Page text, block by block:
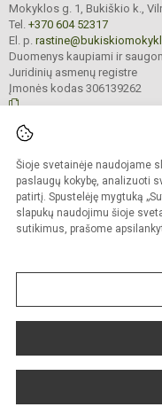
Šioje svetainėje naudojame
paslaugų kokybę, analizuoti
patirtį. Spustelėję mygtuką
slapukų naudojimu šioje
sutikimus, prašome
Mokyklos g. 1, Bukiškio k.,
Tel. +370 604 52317
El. p.
Duomenys kaupiami ir
Juridinių asmenų registre
Įmonės kodas 306139262
Kopijuoti turinį be raštiško
Prieinamumo
Sumanus būdas